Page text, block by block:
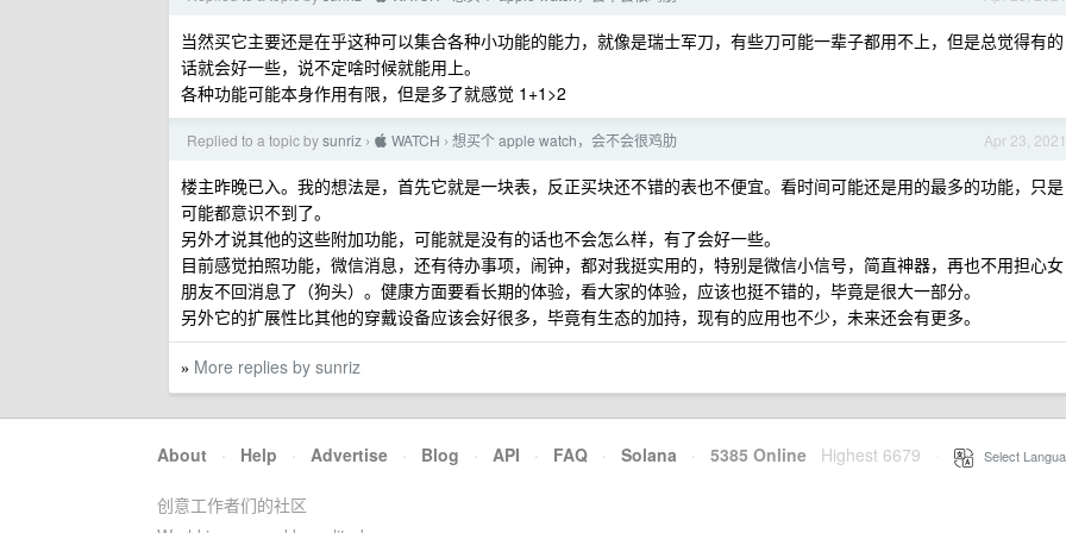
当然买它主要还是在乎这种可以集合各种小功能的能力，就像是瑞士军刀，有些刀可能一辈子都用不上，但是总觉得有的
话就会好一些，说不定啥时候就能用上。
各种功能可能本身作用有限，但是多了就感觉 1+1>2
Apr 23, 2021
Replied to a topic bysunriz ›  WATCH › 想买个 apple watch，会不会很鸡肋
楼主昨晚已入。我的想法是，首先它就是一块表，反正买块还不错的表也不便宜。看时间可能还是用的最多的功能，只是
可能都意识不到了。
另外才说其他的这些附加功能，可能就是没有的话也不会怎么样，有了会好一些。
目前感觉拍照功能，微信消息，还有待办事项，闹钟，都对我挺实用的，特别是微信小信号，简直神器，再也不用担心女
朋友不回消息了（狗头）。健康方面要看长期的体验，看大家的体验，应该也挺不错的，毕竟是很大一部分。
另外它的扩展性比其他的穿戴设备应该会好很多，毕竟有生态的加持，现有的应用也不少，未来还会有更多。
» More replies by sunriz
About · Help · Advertise · Blog · API · FAQ · Solana · 5385 Online Highest 6679 Select
创意工作者们的社区